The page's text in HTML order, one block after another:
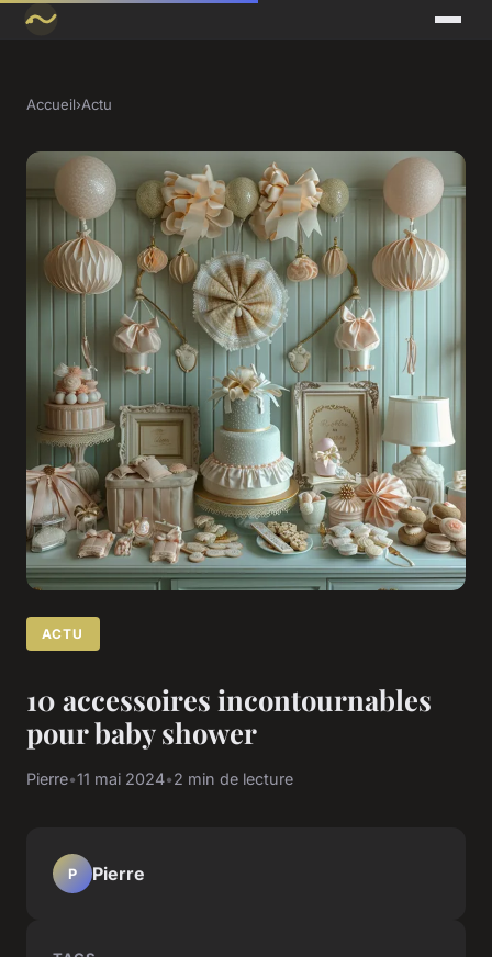
Accueil›Actu
ACTU
10 accessoires incontournables
pour baby shower
Pierre•11 mai 2024•2 min de lecture
P Pierre